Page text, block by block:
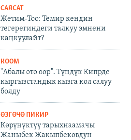
САЯСАТ
Жетим-Тоо: Темир кендин
тегерегиндеги талкуу эмнени
каңкуулайт?
КООМ
"Абалы өтө оор". Түндүк Кипрде
кыргызстандык кызга кол салуу
болду
ӨЗГӨЧӨ ПИКИР
Көрүнүктүү тарыхнаамачы
Жаныбек Жакыпбековдун